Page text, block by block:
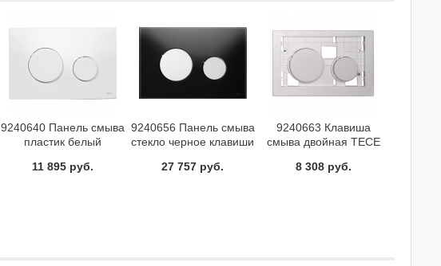
9240640 Панель смыва
пластик белый
TECEloop
11 895 руб.
9240656 Панель смыва
стекло черное клавиши
loop
27 757 руб.
9240663 Клавиша
смыва двойная TECE
8 308 руб.